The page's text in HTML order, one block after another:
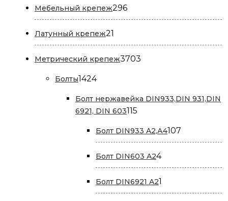
Мебельный крепеж296296
товаров
Латунный крепеж21
товар
Метрический крепеж3703
Болты14241424
Болт нержавейка DIN933,DIN 931,DIN
6921, DIN 603115
Болт DIN933 A2,А4107
товаров
Болт DIN603 A244
товара
Болт DIN6921 A21
товар